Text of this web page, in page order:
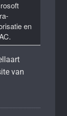
en
van